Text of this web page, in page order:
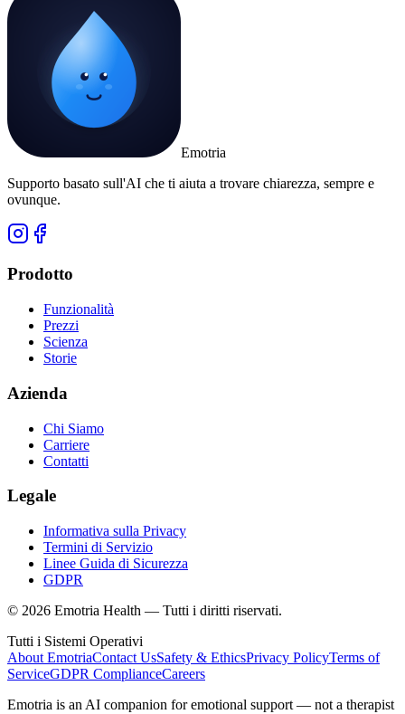
Emotria
Supporto basato sull'AI che ti aiuta a trovare chiarezza, sempre e
ovunque.
Prodotto
Funzionalità
Prezzi
Scienza
Storie
Azienda
Chi Siamo
Carriere
Contatti
Legale
Informativa sulla Privacy
Termini di Servizio
Linee Guida di Sicurezza
GDPR
© 2026 Emotria Health — Tutti i diritti riservati.
Tutti i Sistemi Operativi
About EmotriaContact UsSafety & EthicsPrivacy PolicyTerms of
ServiceGDPR ComplianceCareers
Emotria is an AI companion for emotional support — not a therapist